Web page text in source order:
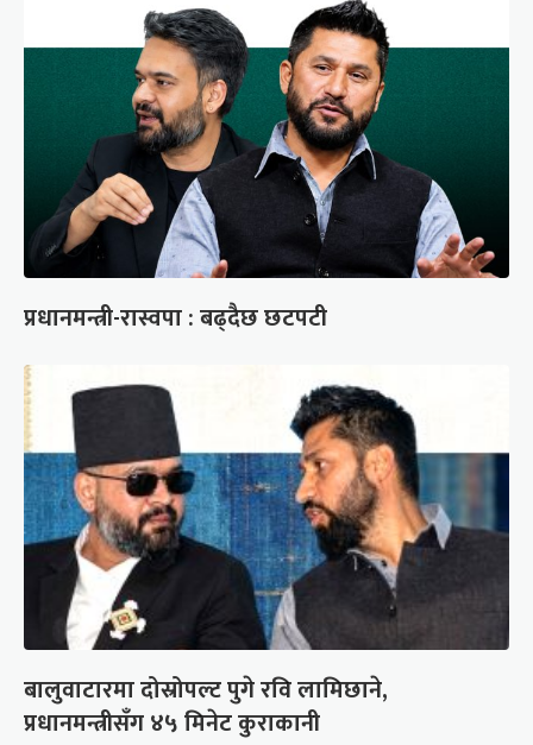
प्रधानमन्त्री-रास्वपा : बढ्दैछ छटपटी
बालुवाटारमा दोस्रोपल्ट पुगे रवि लामिछाने,
प्रधानमन्त्रीसँग ४५ मिनेट कुराकानी